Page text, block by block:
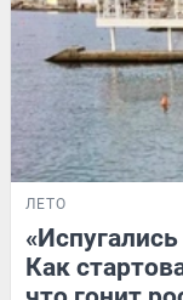
ЛЕТО
Как